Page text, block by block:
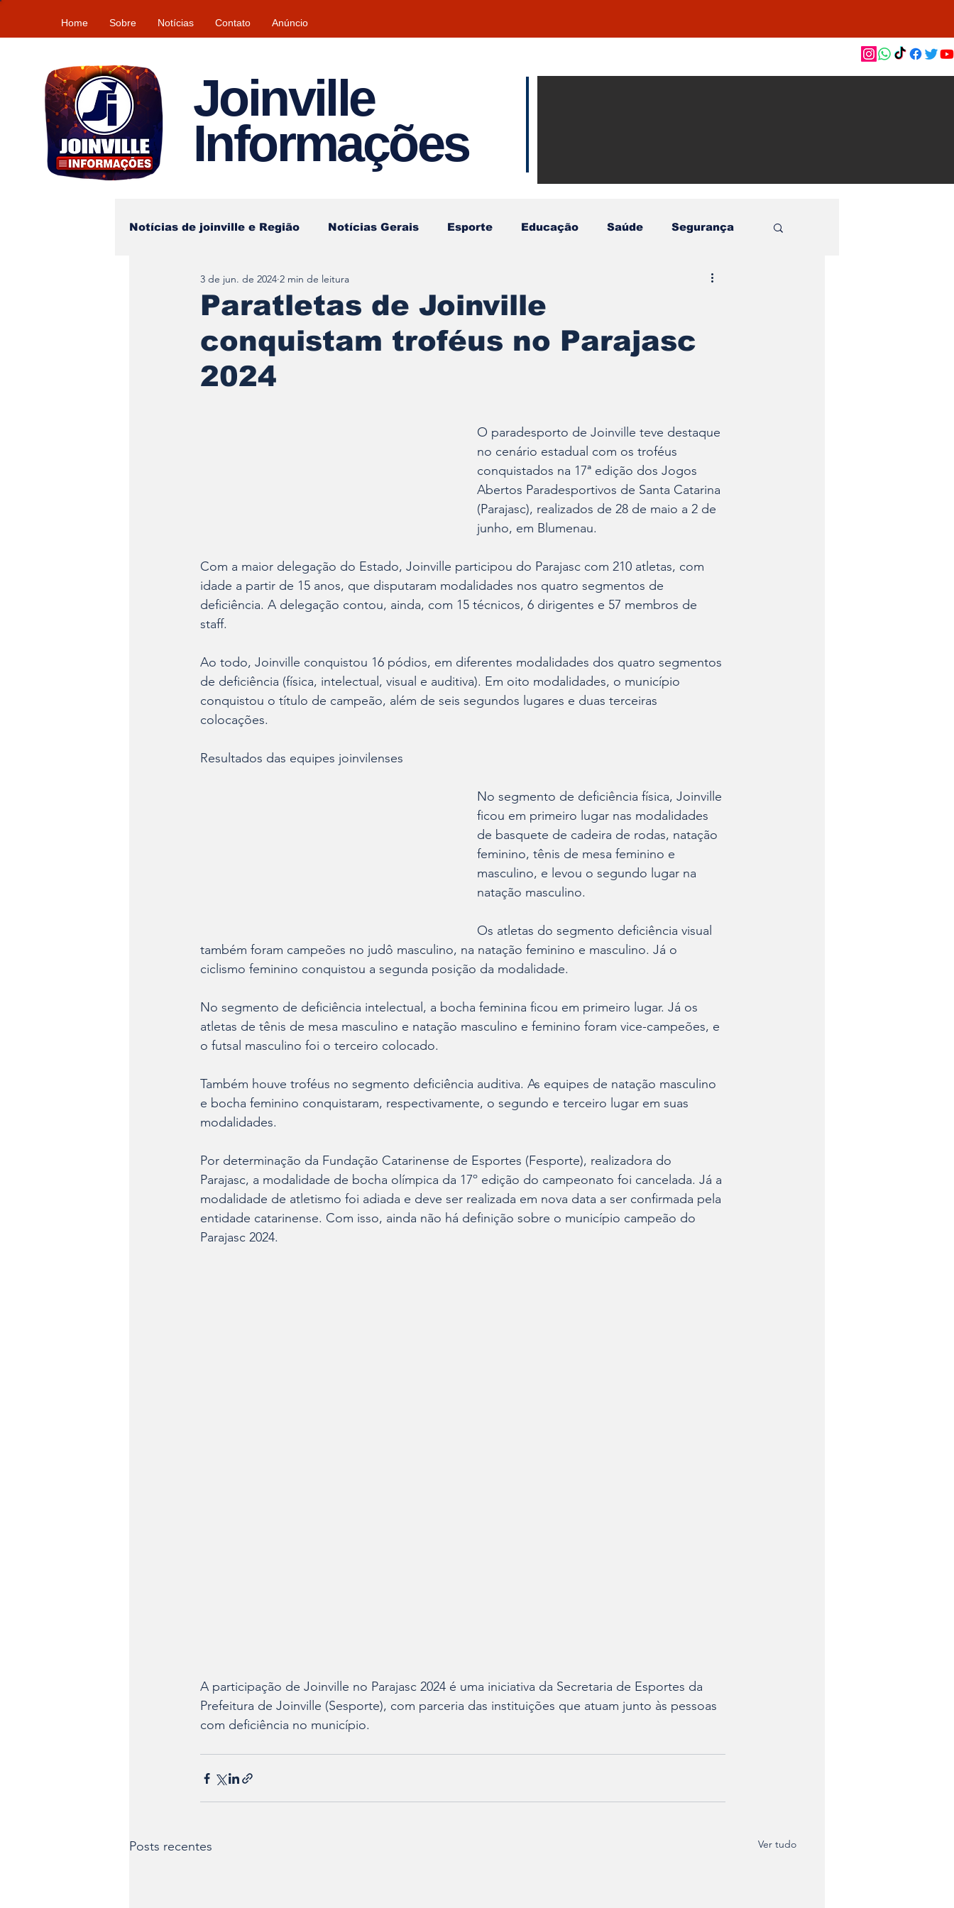
Home Sobre Notícias Contato Anúncio
Joinville
Informações
Notícias de joinville e Região Notícias Gerais Esporte Educação Saúde Segurança
Tempo\clima
Paratletas de Joinville
conquistam troféus no Parajasc
2024
3 de jun. de 2024 2 min de leitura
O paradesporto de Joinville teve destaque
no cenário estadual com os troféus
conquistados na 17ª edição dos Jogos
Abertos Paradesportivos de Santa Catarina
(Parajasc), realizados de 28 de maio a 2 de
junho, em Blumenau.
Com a maior delegação do Estado, Joinville participou do Parajasc com 210 atletas, com
idade a partir de 15 anos, que disputaram modalidades nos quatro segmentos de
deficiência. A delegação contou, ainda, com 15 técnicos, 6 dirigentes e 57 membros de
staff.
Ao todo, Joinville conquistou 16 pódios, em diferentes modalidades dos quatro segmentos
de deficiência (física, intelectual, visual e auditiva). Em oito modalidades, o município
conquistou o título de campeão, além de seis segundos lugares e duas terceiras
colocações.
Resultados das equipes joinvilenses
No segmento de deficiência física, Joinville
ficou em primeiro lugar nas modalidades
de basquete de cadeira de rodas, natação
feminino, tênis de mesa feminino e
masculino, e levou o segundo lugar na
natação masculino.
Os atletas do segmento deficiência visual
também foram campeões no judô masculino, na natação feminino e masculino. Já o
ciclismo feminino conquistou a segunda posição da modalidade.
No segmento de deficiência intelectual, a bocha feminina ficou em primeiro lugar. Já os
atletas de tênis de mesa masculino e natação masculino e feminino foram vice-campeões, e
o futsal masculino foi o terceiro colocado.
Também houve troféus no segmento deficiência auditiva. As equipes de natação masculino
e bocha feminino conquistaram, respectivamente, o segundo e terceiro lugar em suas
modalidades.
Por determinação da Fundação Catarinense de Esportes (Fesporte), realizadora do
Parajasc, a modalidade de bocha olímpica da 17º edição do campeonato foi cancelada. Já a
modalidade de atletismo foi adiada e deve ser realizada em nova data a ser confirmada pela
entidade catarinense. Com isso, ainda não há definição sobre o município campeão do
Parajasc 2024.
A participação de Joinville no Parajasc 2024 é uma iniciativa da Secretaria de Esportes da
Prefeitura de Joinville (Sesporte), com parceria das instituições que atuam junto às pessoas
com deficiência no município.
Posts recentes Ver tudo